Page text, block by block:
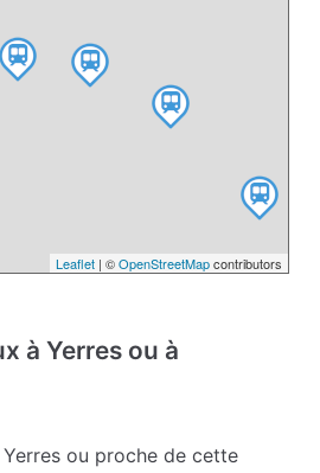
Leaflet| ©OpenStreetMapcontributors
à Yerres ou à
ou proche de cette